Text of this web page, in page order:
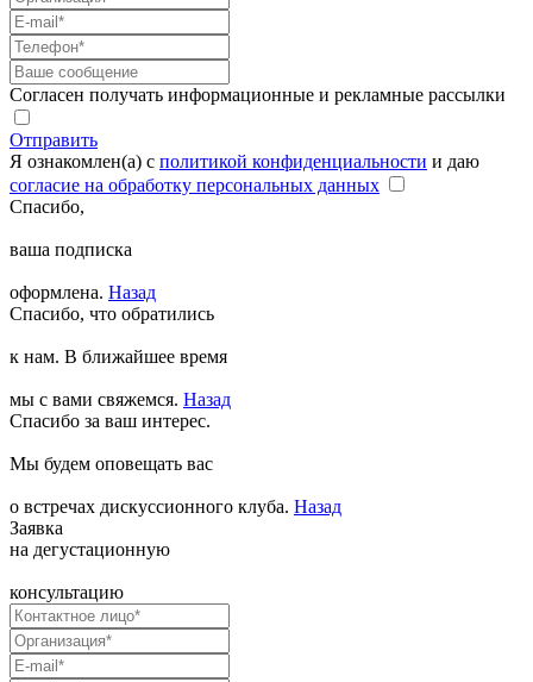
Согласен получать информационные и рекламные рассылки
Отправить
Я ознакомлен(а) с политикой конфиденциальности и даю
согласие на обработку персональных данных
Спасибо,
ваша подписка
оформлена. Назад
Спасибо, что обратились
к нам. В ближайшее время
мы с вами свяжемся. Назад
Спасибо за ваш интерес.
Мы будем оповещать вас
о встречах дискуссионного клуба. Назад
Заявка
на дегустационную
консультацию